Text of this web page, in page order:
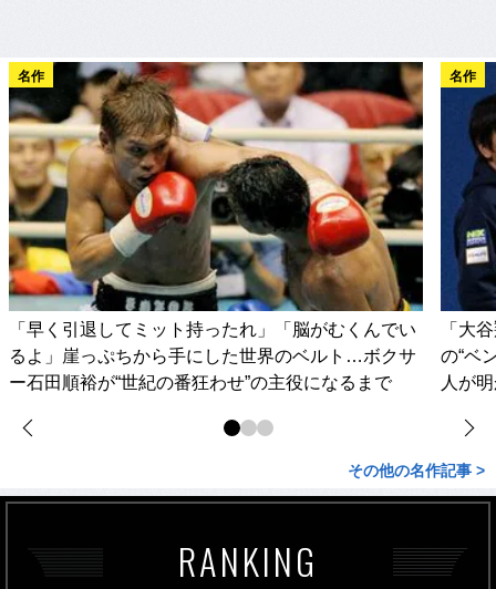
名作
「早く引退してミット持ったれ」「脳がむくんでい
るよ」崖っぷちから手にした世界のベルト…ボクサ
ー石田順裕が“世紀の番狂わせ”の主役になるまで
名作
「大
の“ベ
人が
その他の名作記事 >
RANKING